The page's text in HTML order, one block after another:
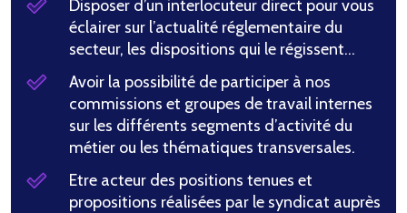
Disposer d’un interlocuteur direct pour vous
éclairer sur l’actualité réglementaire du
secteur, les dispositions qui le régissent…
Avoir la possibilité de participer à nos
commissions et groupes de travail internes
sur les différents segments d’activité du
métier ou les thématiques transversales.
Etre acteur des positions tenues et
propositions réalisées par le syndicat auprès